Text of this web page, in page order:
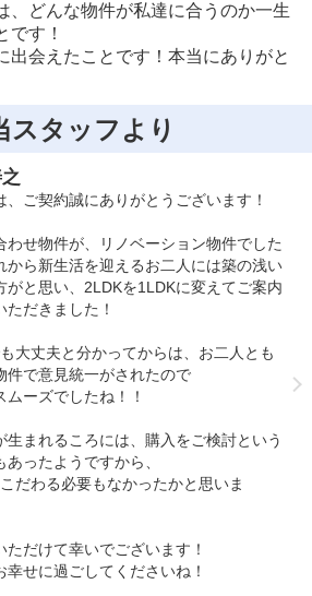
、どんな物件が私達に合うのか一生
です！
出会えたことです！本当にありがと
スタッフより
、ご契約誠にありがとうございます！
わせ物件が、リノベーション物件でした
から新生活を迎えるお二人には築の浅い
がと思い、2LDKを1LDKに変えてご案内
ただきました！
大丈夫と分かってからは、お二人とも
件で意見統一がされたので
ムーズでしたね！！
生まれるころには、購入をご検討という
あったようですから、
だわる必要もなかったかと思いま
ただけて幸いでございます！
幸せに過ごしてくださいね！